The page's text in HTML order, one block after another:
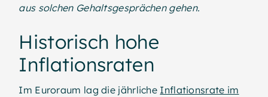
aus solchen Gehaltsgesprächen gehen.
Historisch hohe
Inflationsraten
Im Euroraum lag die jährliche Inflationsrate im